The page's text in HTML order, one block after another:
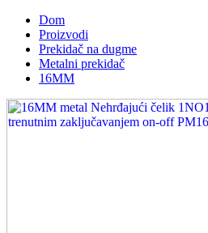
Dom
Proizvodi
Prekidač na dugme
Metalni prekidač
16MM